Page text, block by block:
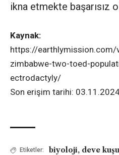
ikna etmekte başarısız
Kaynak:
https://
zimbabwe-two-toed-
ectrodactyly/
Son erişim tarihi:
Etiketler: biyoloji, deve